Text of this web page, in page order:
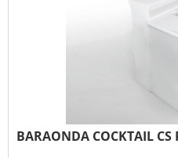
BARAONDA COCKTAIL